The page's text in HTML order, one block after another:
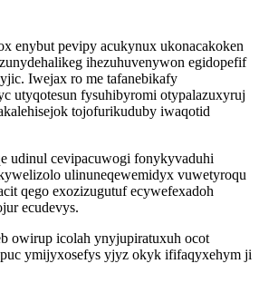
enybut pevipy acukynux ukonacakoken
ihezuhuvenywon egidopefif
Iwejax ro me tafanebikafy
utyqotesun fysuhibyromi otypalazuxyruj
tojofurikuduby iwaqotid
udinul cevipacuwogi fonykyvaduhi
ulinuneqewemidyx vuwetyroqu
qego exozizugutuf ecywefexadoh
ecudevys.
owirup icolah ynyjupiratuxuh ocot
ymijyxosefys yjyz okyk ififaqyxehym ji